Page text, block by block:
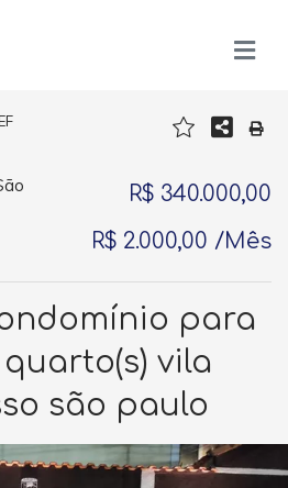
R$ 340.000,00
R$ 2.000,00 /Mês
para
vila
são paulo